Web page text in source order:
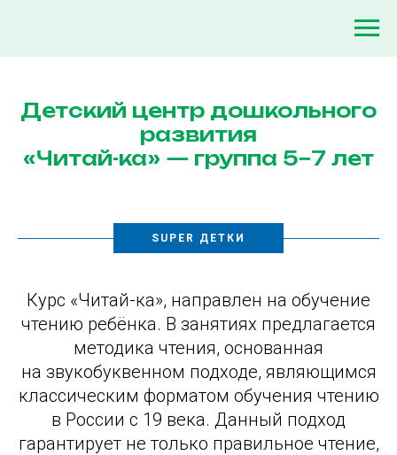
Детский центр дошкольного
развития
«Читай-ка» — группа 5−7 лет
SUPER ДЕТКИ
Курс «Читай-ка», направлен на обучение
чтению ребëнка. В занятиях предлагается
методика чтения, основанная
на звукобуквенном подходе, являющимся
классическим форматом обучения чтению
в России с 19 века. Данный подход
гарантирует не только правильное чтение,